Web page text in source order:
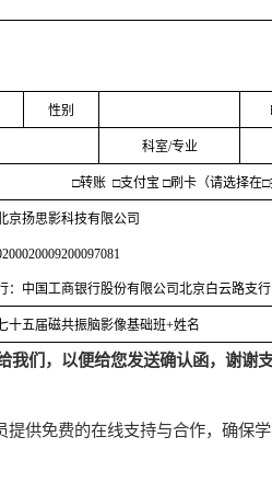
性别
科室/专业
□转账 □支付宝 □刷卡（请选择在□
京扬思影科技有限公司
：中国工商银行股份有限公司北京白云路支行
十五届磁共振脑影像基础班+姓名
我们，以便给您发送确认函，谢谢
提供免费的在线支持与合作，确保